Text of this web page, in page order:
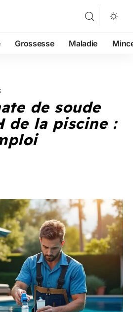
Grossesse Maladie
de soude
de la piscine :